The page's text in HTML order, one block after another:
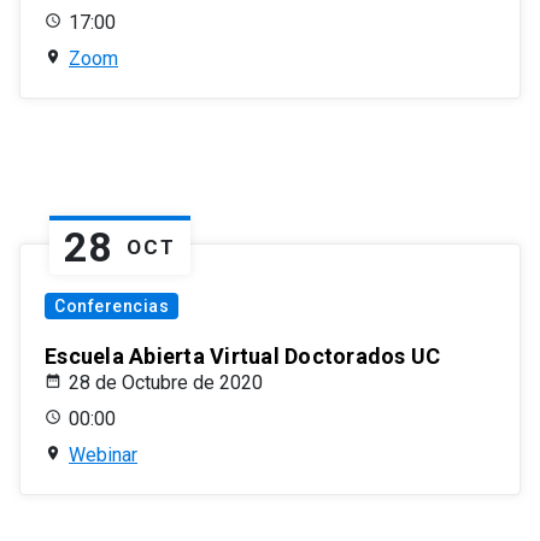
17:00
Zoom
28 OCT
Conferencias
Escuela Abierta Virtual Doctorados UC
28 de Octubre de 2020
00:00
Webinar